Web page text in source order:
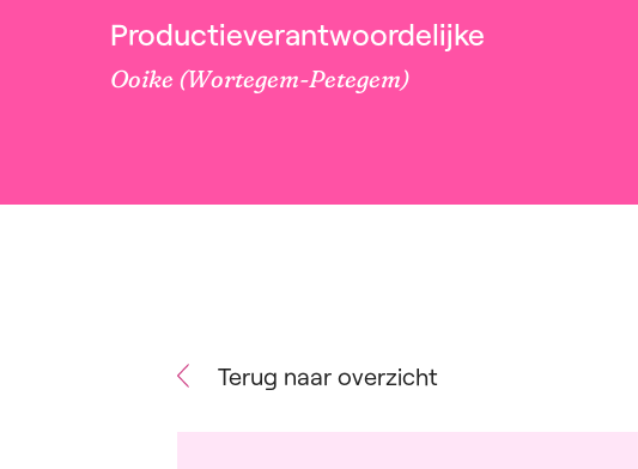
Productieverantwoordelijke
Ooike (Wortegem-Petegem)
Terug naar overzicht